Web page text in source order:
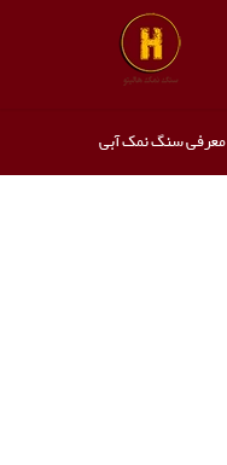
معرفی سنگ نمک آبی